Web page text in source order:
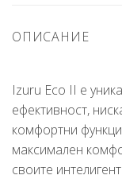
ОПИСАНИЕ
Izuru Eco II е
ефективност,
комфортни
максимален
своите